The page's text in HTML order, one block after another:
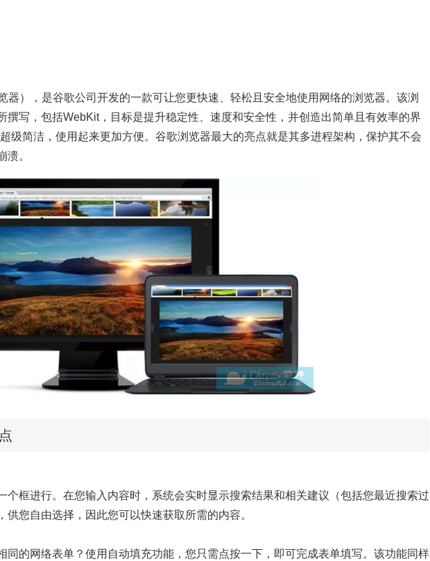
器），是谷歌公司开发的一款可让您更快速、轻松且安全地使用网络的浏览器。该浏
撰写，包括WebKit，目标是提升稳定性、速度和安全性，并创造出简单且有效率的界
级简洁，使用起来更加方便。谷歌浏览器最大的亮点就是其多进程架构，保护其不会
溃。
个框进行。在您输入内容时，系统会实时显示搜索结果和相关建议（包括您最近搜索过
供您自由选择，因此您可以快速获取所需的内容。
同的网络表单？使用自动填充功能，您只需点按一下，即可完成表单填写。该功能同样